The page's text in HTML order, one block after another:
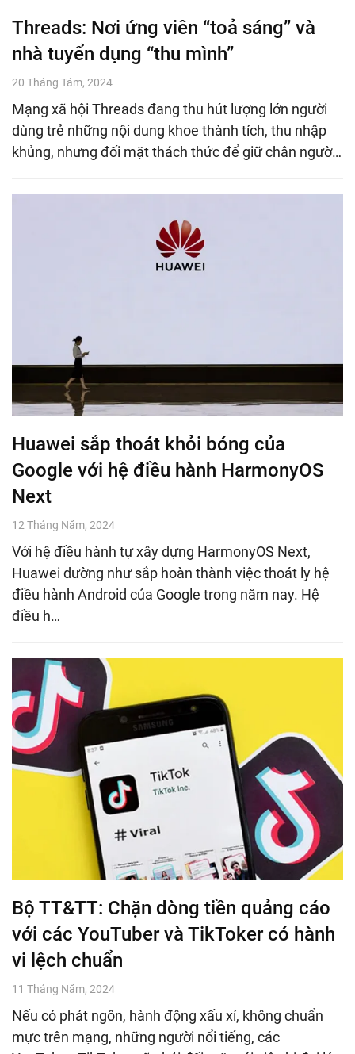
Threads: Nơi ứng viên “toả sáng” và
nhà tuyển dụng “thu mình”
20 Tháng Tám, 2024
Mạng xã hội Threads đang thu hút lượng lớn người
dùng trẻ những nội dung khoe thành tích, thu nhập
khủng, nhưng đối mặt thách thức để giữ chân ngườ…
Huawei sắp thoát khỏi bóng của
Google với hệ điều hành HarmonyOS
Next
12 Tháng Năm, 2024
Với hệ điều hành tự xây dựng HarmonyOS Next,
Huawei dường như sắp hoàn thành việc thoát ly hệ
điều hành Android của Google trong năm nay. Hệ
điều h…
Bộ TT&TT: Chặn dòng tiền quảng cáo
với các YouTuber và TikToker có hành
vi lệch chuẩn
11 Tháng Năm, 2024
Nếu có phát ngôn, hành động xấu xí, không chuẩn
mực trên mạng, những người nổi tiếng, các